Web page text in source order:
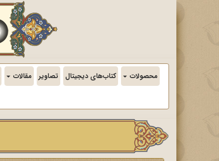
محصولات کتاب‌های دیجیتال تصاویر مقالات